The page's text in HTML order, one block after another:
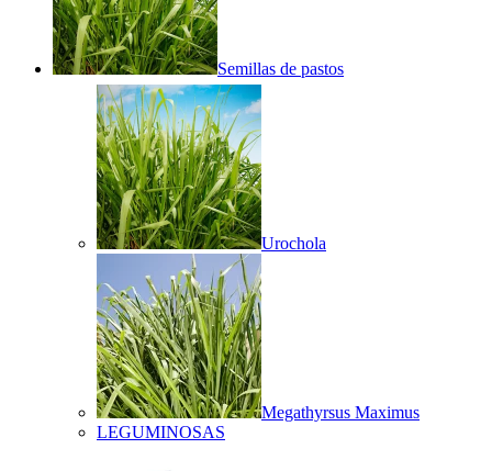
Semillas de pastos
Urochola
Megathyrsus Maximus
LEGUMINOSAS